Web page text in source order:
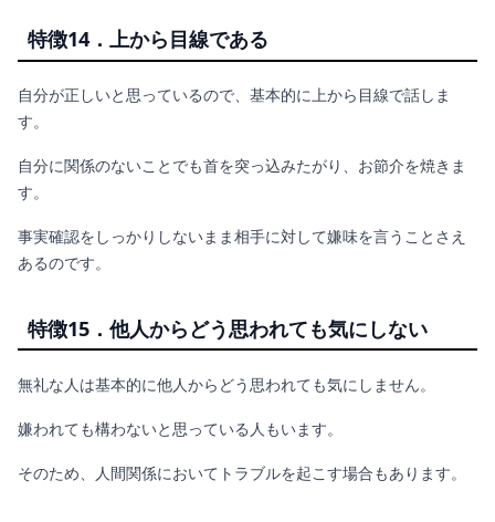
特徴14．上から目線である
自分が正しいと思っているので、基本的に上から目線で話しま
す。
自分に関係のないことでも首を突っ込みたがり、お節介を焼きま
す。
事実確認をしっかりしないまま相手に対して嫌味を言うことさえ
あるのです。
特徴15．他人からどう思われても気にしない
無礼な人は基本的に他人からどう思われても気にしません。
嫌われても構わないと思っている人もいます。
そのため、人間関係においてトラブルを起こす場合もあります。